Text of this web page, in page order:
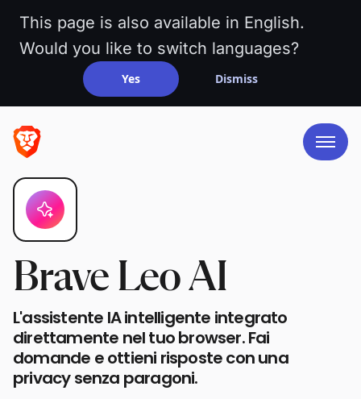
This page is also available in English.
Would you like to switch languages?
Yes Dismiss
Brave Leo AI
L'assistente IA intelligente integrato
direttamente nel tuo browser. Fai
domande e ottieni risposte con una
privacy senza paragoni.